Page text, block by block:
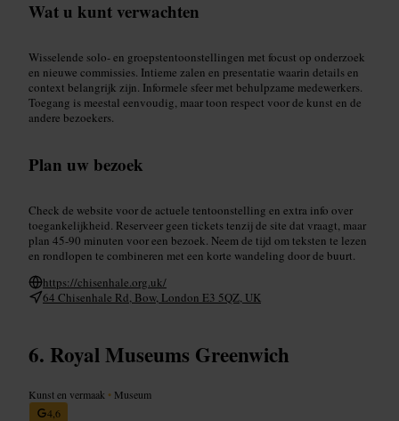
Wat u kunt verwachten
Wisselende solo- en groepstentoonstellingen met focust op onderzoek
en nieuwe commissies. Intieme zalen en presentatie waarin details en
context belangrijk zijn. Informele sfeer met behulpzame medewerkers.
Toegang is meestal eenvoudig, maar toon respect voor de kunst en de
andere bezoekers.
Plan uw bezoek
Check de website voor de actuele tentoonstelling en extra info over
toegankelijkheid. Reserveer geen tickets tenzij de site dat vraagt, maar
plan 45-90 minuten voor een bezoek. Neem de tijd om teksten te lezen
en rondlopen te combineren met een korte wandeling door de buurt.
https://chisenhale.org.uk/
64 Chisenhale Rd, Bow, London E3 5QZ, UK
Royal Museums Greenwich
Kunst en vermaak • Museum
4,6